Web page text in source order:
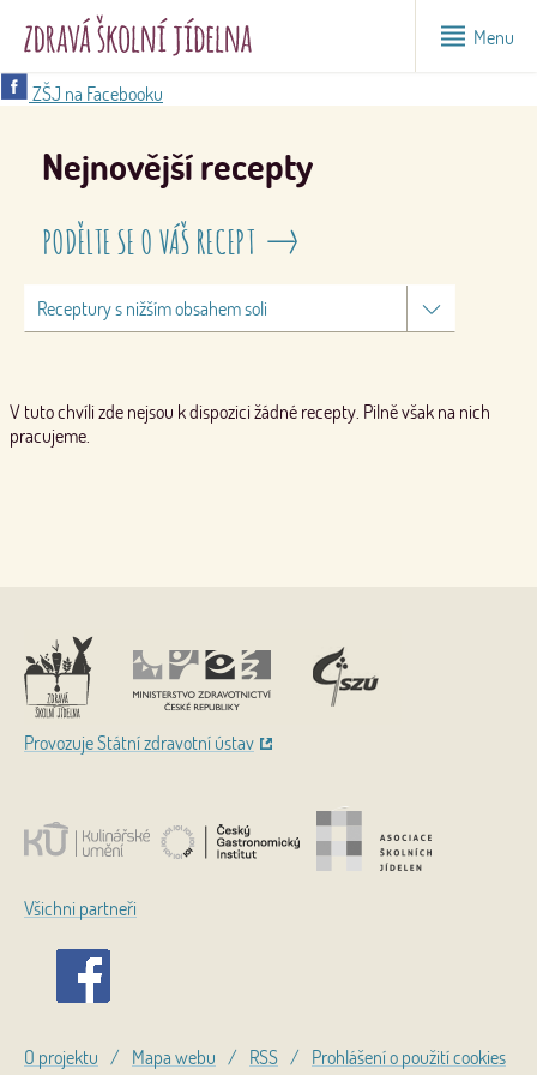
Menu
ZŠJ na Facebooku
Nejnovější recepty
PODĚLTE SE O VÁŠ RECEPT
V tuto chvíli zde nejsou k dispozici žádné recepty. Pilně však na nich
pracujeme.
Provozuje Státní zdravotní ústav
Všichni partneři
O projektu / Mapa webu / RSS / Prohlášení o použití cookies